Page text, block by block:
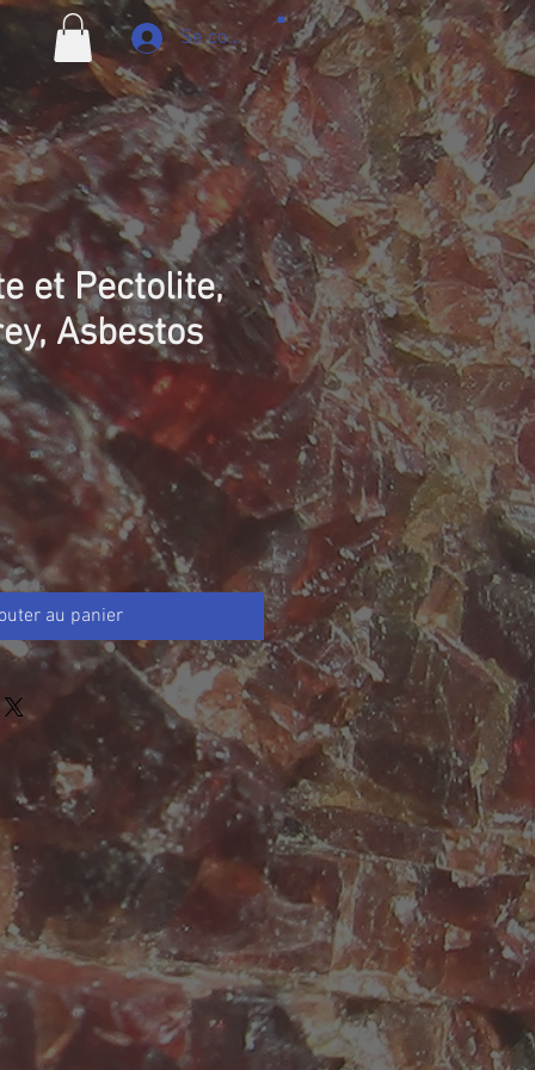
Se connecter
et Pectolite,
Asbestos
au panier